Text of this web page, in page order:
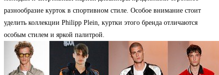
разнообразие курток в спортивном стиле. Особое внимание стоит
уделить коллекции Philipp Plein, куртки этого бренда отличаются
особым стилем и яркой палитрой.